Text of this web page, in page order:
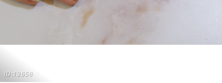
ID:13656